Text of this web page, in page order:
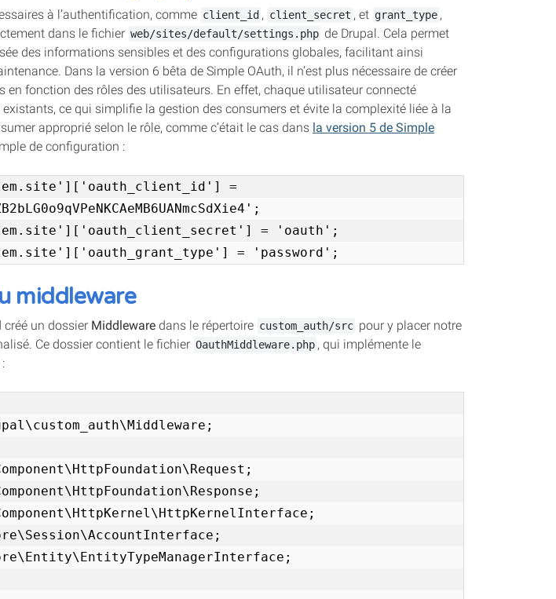
à l’authentification, comme client_id , client_secret , et grant_type ,
dans le fichier web/sites/default/settings.php de Drupal. Cela permet
des informations sensibles et des configurations globales, facilitant ainsi
Dans la version 6 bêta de Simple OAuth, il n’est plus nécessaire de créer
en fonction des rôles des utilisateurs. En effet, chaque utilisateur connecté
ce qui simplifie la gestion des consumers et évite la complexité liée à la
approprié selon le rôle, comme c’était le cas dans la version 5 de Simple
de configuration :
=
= 'oauth';
= 'password';
middleware
créé un dossier Middleware dans le répertoire custom_auth/src pour y placer notre
Ce dossier contient le fichier OauthMiddleware.php , qui implémente le